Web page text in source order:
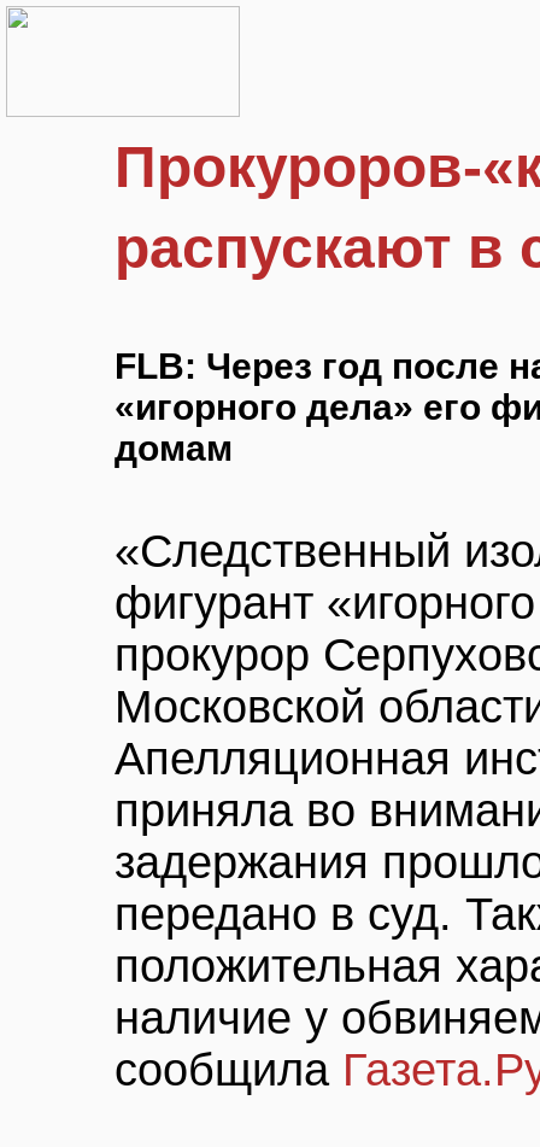
Прокуроров-
распускают в
FLB: Через год после
«игорного дела» его
домам
«Следственный
фигурант
прокурор
Московской
Апелляционная
приняла во
задержания
передано в суд.
положительная
наличие у
сообщила